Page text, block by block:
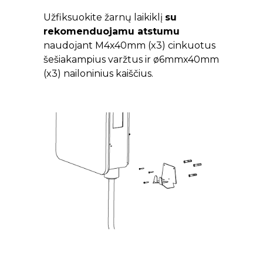
Užfiksuokite žarnų laikiklį su
rekomenduojamu atstumu
naudojant M4x40mm (x3) cinkuotus
šešiakampius varžtus ir ø6mmx40mm
(x3) nailoninius kaiščius.